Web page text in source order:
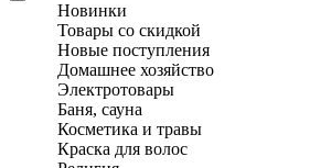
Новинки
Товары со скидкой
Новые поступления
Домашнее хозяйство
Электротовары
Баня, сауна
Косметика и травы
Краска для волос